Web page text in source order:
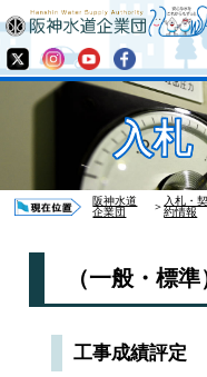
入札
阪神水道
企業団
＞入札・契
約情報
（一般・標
工事成績評定